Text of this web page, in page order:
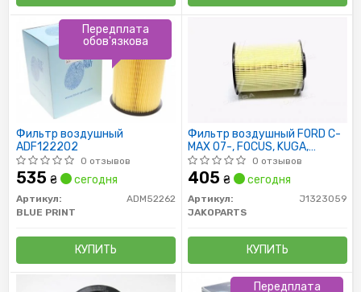
Фильтр воздушный
ADF122202
0 отзывов
535 ₴ сегодня
Артикул:
ADM52262
BLUE PRINT
КУПИТЬ
Передплата
обов'язкова
Фильтр воздушный FORD C-
MAX 07-, FOCUS, KUGA,
MAZDA 3, MAZDA 5 (выр-во
Jakoparts)
0 отзывов
405 ₴ сегодня
Артикул:
J1323059
JAKOPARTS
КУПИТЬ
Передплата